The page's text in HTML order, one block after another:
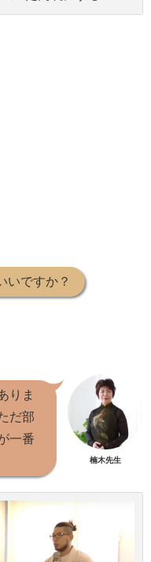
いですか？
りま
だ部
一番
楠木先生